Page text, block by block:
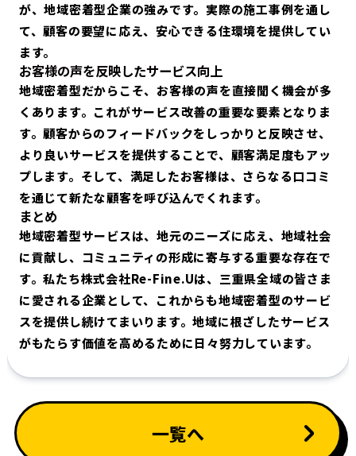
が、地域密着型企業の強みです。実際の施工事例を通し
て、顧客の要望に応え、安心できる住環境を提供してい
ます。
お客様の声を反映したサービス向上
地域密着型だからこそ、お客様の声を直接聞く機会が多
くあります。これがサービス改善の重要な要素となりま
す。顧客からのフィードバックをしっかりと反映させ、
より良いサービスを提供することで、顧客満足度もアッ
プします。そして、満足したお客様は、さらなる口コミ
を通じて新たな顧客を呼び込んでくれます。
まとめ
地域密着型サービスは、地元のニーズに応え、地域社会
に貢献し、コミュニティの形成に寄与する重要な存在で
す。私たち株式会社Re-Fine.Uは、三重県全域の皆さま
に愛される企業として、これからも地域密着型のサービ
スを提供し続けてまいります。地域に根ざしたサービス
がもたらす価値を高めるために日々努力しています。
一覧へ